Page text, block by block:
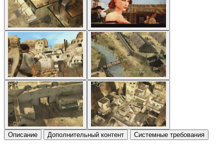
Описание Дополнительный контент Системные требования